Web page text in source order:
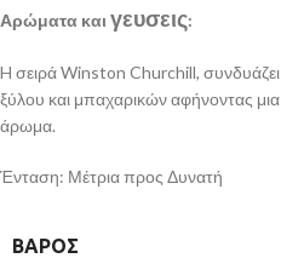
Αρώματα και γευσεις:
H σειρά Winston Churchill, συνδυάζει
ξύλου και μπαχαρικών αφήνοντας
άρωμα.
Ένταση: Μέτρια προς Δυνατή
ΒΆΡΟΣ